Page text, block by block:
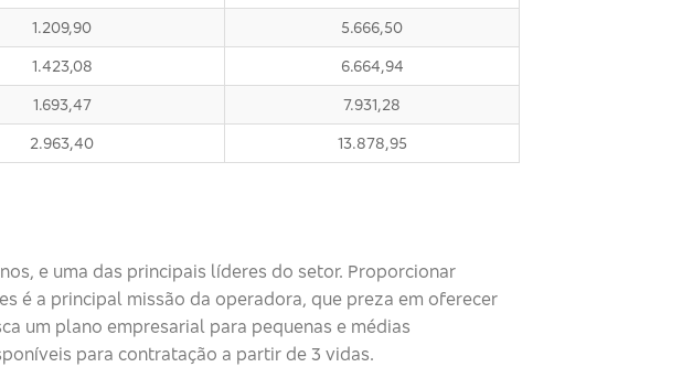
1.209,90 5.666,50
1.423,08 6.664,94
1.693,47 7.931,28
2.963,40 13.878,95
e uma das principais líderes do setor. Proporcionar
é a principal missão da operadora, que preza em oferecer
um plano empresarial para pequenas e médias
para contratação a partir de 3 vidas.